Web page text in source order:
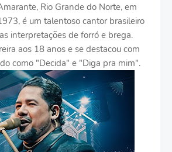
Rio Grande do Norte, em
é um talentoso cantor brasileiro
interpretações de forró e brega.
aos 18 anos e se destacou com
como "Decida" e "Diga pra mim".